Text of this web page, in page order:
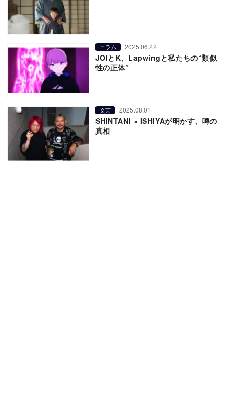
コラム 2025.06.22
JOIとK、Lapwingと私たちの“類似
性の正体”
文芸 2025.08.01
SHINTANI × ISHIYAが明かす、噂の
真相